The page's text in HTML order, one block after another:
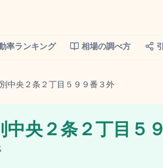
率ランキング 相場の調べ方
中央２条２丁目５９９番３外
央２条２丁目５